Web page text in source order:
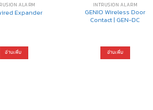
ALARM
Expander
อ่านเพิ่ม
INTRUSION ALARM
GENIO Wireless Door
Contact | GEN-DC
อ่านเพิ่ม